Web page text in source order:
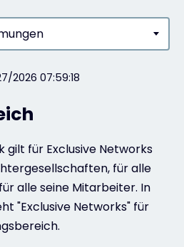
Access Anmeldung
#weareexclusive
2026 07:59:18
gilt für Exclusive Networks
für alle
alle seine Mitarbeiter. In
"Exclusive Networks" für